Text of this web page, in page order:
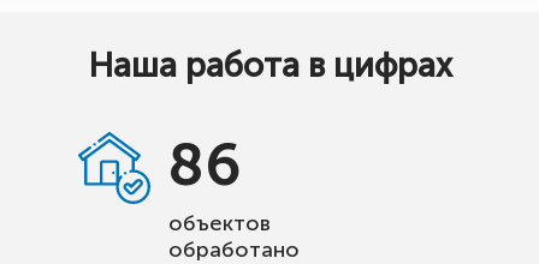
Наша работа в цифрах
86
объектов
обработано